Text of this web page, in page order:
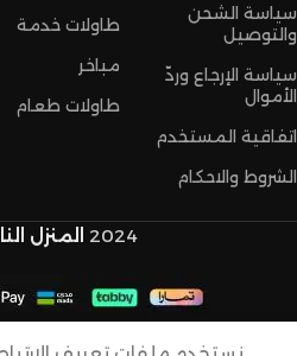
سياسة الشحن
والتوصيل
سياسة الإرجاع وردّ
الأموال
اتفاقية المستخدم
الشروط والاحكام
طاولات خدمة
مباخر
طاولات طعام
2024 المنزل
طقم
أرضي